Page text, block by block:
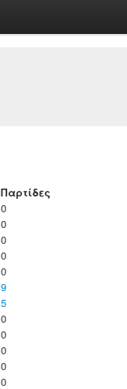
Παρτίδες
0
0
0
0
0
9
5
0
0
0
0
0